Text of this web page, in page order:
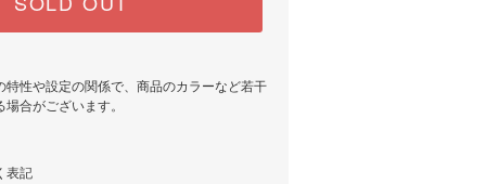
特性や設定の関係で、商品のカラーなど若干
合がございます。
表記